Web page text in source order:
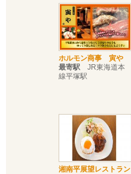
ホルモン商事 寅や
最寄駅 JR東海道本
線平塚駅
湘南平展望レストラン